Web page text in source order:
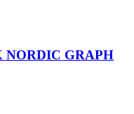
NORDIC GRAPH